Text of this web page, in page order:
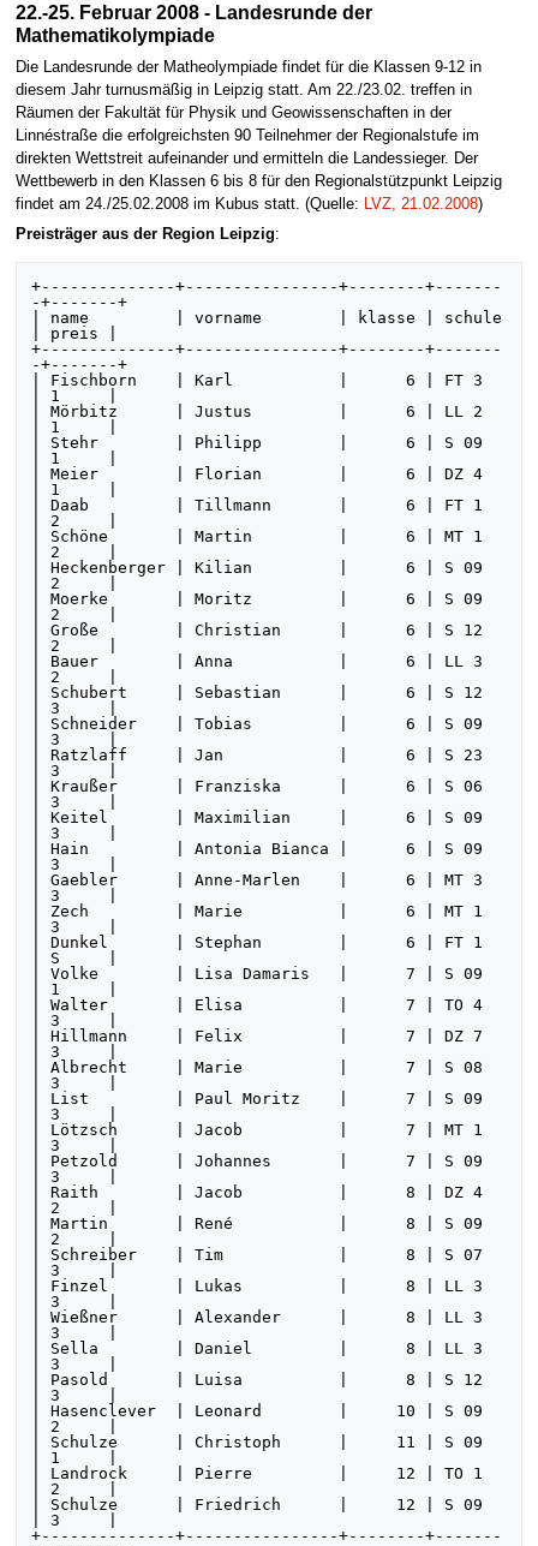
22.-25. Februar 2008 - Landesrunde der
Mathematikolympiade
Die Landesrunde der Matheolympiade findet für die Klassen 9-12 in
diesem Jahr turnusmäßig in Leipzig statt. Am 22./23.02. treffen in
Räumen der Fakultät für Physik und Geowissenschaften in der
Linnéstraße die erfolgreichsten 90 Teilnehmer der Regionalstufe im
direkten Wettstreit aufeinander und ermitteln die Landessieger. Der
Wettbewerb in den Klassen 6 bis 8 für den Regionalstützpunkt Leipzig
findet am 24./25.02.2008 im Kubus statt. (Quelle: LVZ, 21.02.2008)
Preisträger aus der Region Leipzig:
+--------------+----------------+--------+-------
-+-------+
| name         | vorname        | klasse | schule
| preis |
+--------------+----------------+--------+-------
-+-------+
| Fischborn    | Karl           |      6 | FT 3
| 1     |
| Mörbitz      | Justus         |      6 | LL 2
| 1     |
| Stehr        | Philipp        |      6 | S 09
| 1     |
| Meier        | Florian        |      6 | DZ 4
| 1     |
| Daab         | Tillmann       |      6 | FT 1
| 2     |
| Schöne       | Martin         |      6 | MT 1
| 2     |
| Heckenberger | Kilian         |      6 | S 09
| 2     |
| Moerke       | Moritz         |      6 | S 09
| 2     |
| Große        | Christian      |      6 | S 12
| 2     |
| Bauer        | Anna           |      6 | LL 3
| 2     |
| Schubert     | Sebastian      |      6 | S 12
| 3     |
| Schneider    | Tobias         |      6 | S 09
| 3     |
| Ratzlaff     | Jan            |      6 | S 23
| 3     |
| Kraußer      | Franziska      |      6 | S 06
| 3     |
| Keitel       | Maximilian     |      6 | S 09
| 3     |
| Hain         | Antonia Bianca |      6 | S 09
| 3     |
| Gaebler      | Anne-Marlen    |      6 | MT 3
| 3     |
| Zech         | Marie          |      6 | MT 1
| 3     |
| Dunkel       | Stephan        |      6 | FT 1
| S     |
| Volke        | Lisa Damaris   |      7 | S 09
| 1     |
| Walter       | Elisa          |      7 | TO 4
| 3     |
| Hillmann     | Felix          |      7 | DZ 7
| 3     |
| Albrecht     | Marie          |      7 | S 08
| 3     |
| List         | Paul Moritz    |      7 | S 09
| 3     |
| Lötzsch      | Jacob          |      7 | MT 1
| 3     |
| Petzold      | Johannes       |      7 | S 09
| 3     |
| Raith        | Jacob          |      8 | DZ 4
| 2     |
| Martin       | René           |      8 | S 09
| 2     |
| Schreiber    | Tim            |      8 | S 07
| 3     |
| Finzel       | Lukas          |      8 | LL 3
| 3     |
| Wießner      | Alexander      |      8 | LL 3
| 3     |
| Sella        | Daniel         |      8 | LL 3
| 3     |
| Pasold       | Luisa          |      8 | S 12
| 3     |
| Hasenclever  | Leonard        |     10 | S 09
| 2     |
| Schulze      | Christoph      |     11 | S 09
| 1     |
| Landrock     | Pierre         |     12 | TO 1
| 2     |
| Schulze      | Friedrich      |     12 | S 09
| 3     |
+--------------+----------------+--------+-------